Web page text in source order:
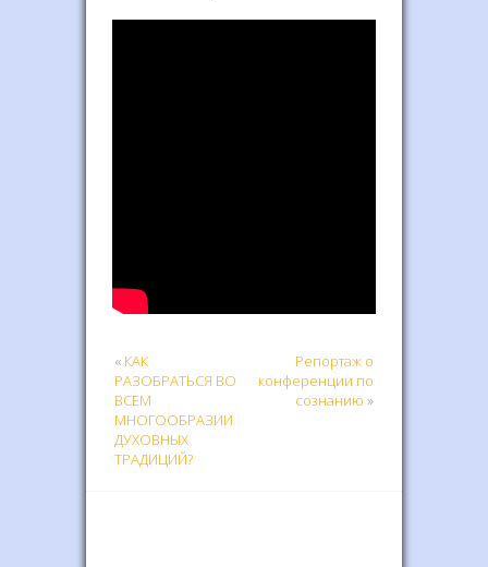
« КАК
РАЗОБРАТЬСЯ ВО
ВСЕМ
МНОГООБРАЗИИ
ДУХОВНЫХ
ТРАДИЦИЙ?
Репортаж о
конференции по
сознанию »